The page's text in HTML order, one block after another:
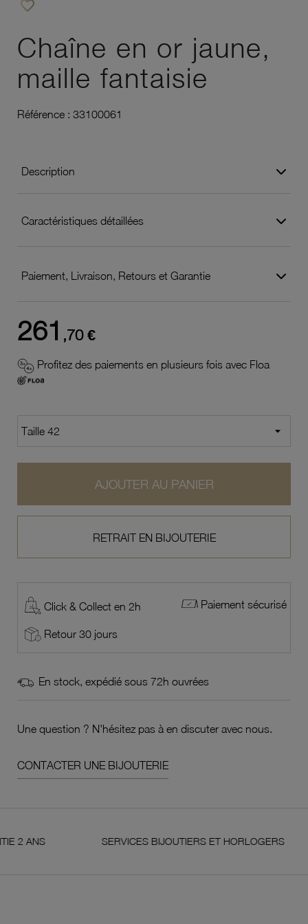
favorite_border
Chaîne en or jaune,
maille fantaisie
Référence : 33100061
Description
Caractéristiques détaillées
Paiement, Livraison, Retours et Garantie
261 ,70 €
Profitez des paiements en plusieurs fois avec Floa
AJOUTER AU PANIER
RETRAIT EN BIJOUTERIE
Click & Collect en 2h Paiement sécurisé
Retour 30 jours
En stock, expédié sous 72h ouvrées
Une question ? N'hésitez pas à en discuter avec nous.
CONTACTER UNE BIJOUTERIE
SERVICES BIJOUTIERS ET HORLOGERS